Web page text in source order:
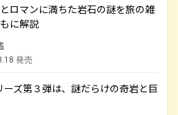
ロマンに満ちた岩石の謎を旅の雑
に解説
発売
ーズ第３弾は、謎だらけの奇岩と巨